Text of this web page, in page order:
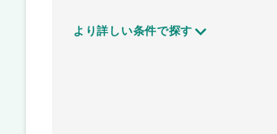
より詳しい条件で探す